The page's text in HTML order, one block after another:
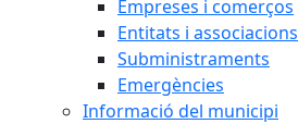
Empreses i comerços
Entitats i associacions
Subministraments
Emergències
Informació del municipi